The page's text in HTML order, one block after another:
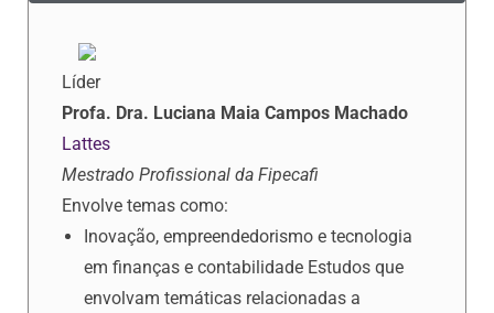
Líder
Profa. Dra. Luciana Maia Campos Machado
Lattes
Mestrado Profissional da Fipecafi
Envolve temas como:
Inovação, empreendedorismo e tecnologia
em finanças e contabilidade Estudos que
envolvam temáticas relacionadas a